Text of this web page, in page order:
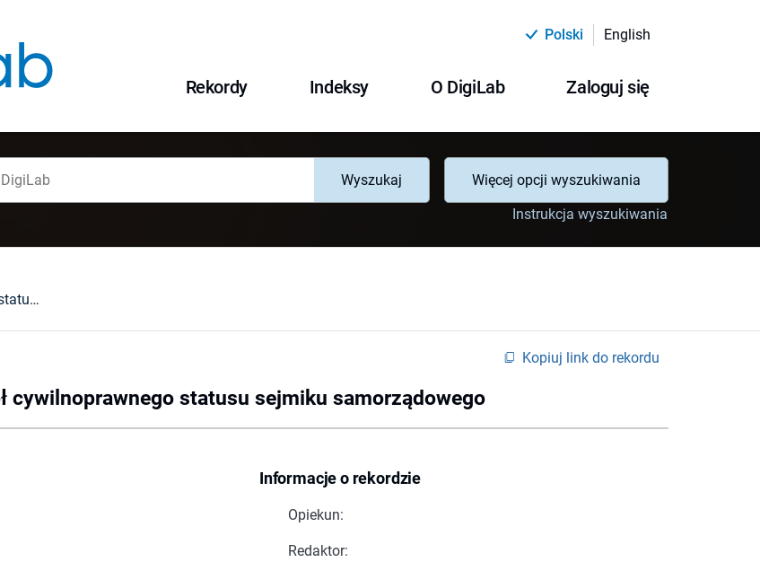
Polski English
Rekordy Indeksy O DigiLab Zaloguj się
Wyszukaj
Więcej opcji wyszukiwania
Instrukcja wyszukiwania
Kontrowersje wokół cywilnoprawnego statusu sejmiku samorządowego
Kopiuj link do rekordu
cywilnoprawnego statusu sejmiku samorządowego
Informacje o rekordzie
Opiekun:
Redaktor: